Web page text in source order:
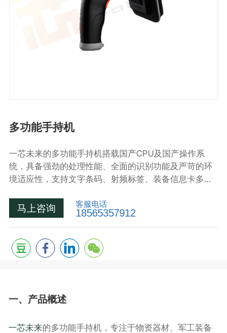
多功能手持机
一芯未来的多功能手持机搭载国产CPU及国产操作系
统，具备强劲的处理性能、全面的识别功能及严苛的环
境适应性，支持文字条码、射频标签、装备信息卡多类
马上咨询 客服电话
18565357912
一、产品概述
一芯未来的多功能手持机，专注于物资器材、军工装备